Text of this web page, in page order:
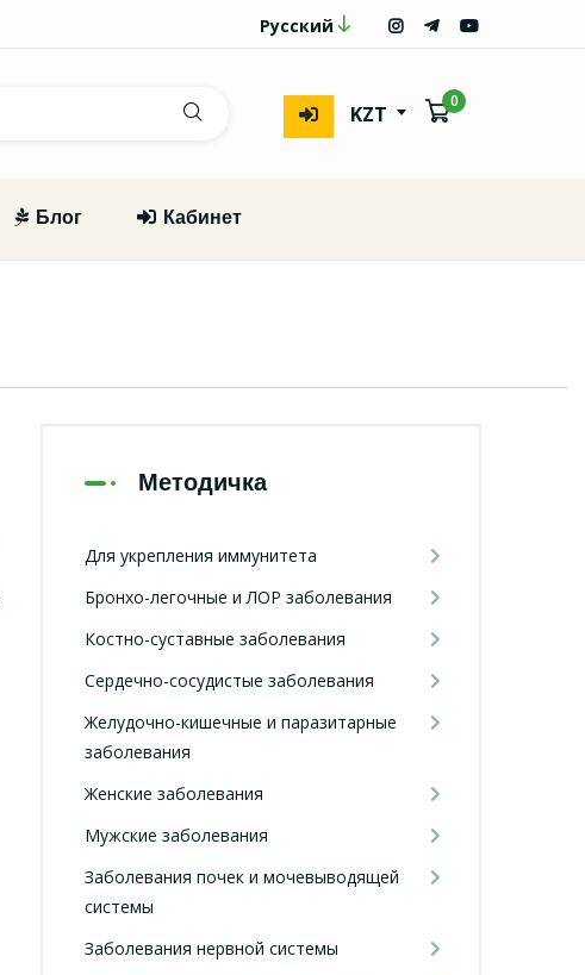
Русский
KZT
0
Блог Кабинет
Методичка
Для укрепления иммунитета
Бронхо-легочные и ЛОР заболевания
Костно-суставные заболевания
Сердечно-сосудистые заболевания
Желудочно-кишечные и паразитарные
заболевания
Женские заболевания
Мужские заболевания
Заболевания почек и мочевыводящей
системы
Заболевания нервной системы